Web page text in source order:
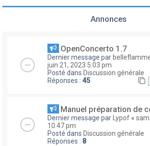
Annonces
OpenConcerto 1.7
Dernier message par
juin 21, 2023 5:03 pm
Posté dans Discussion générale
Réponses : 45
Manuel préparation de
Dernier message par Lypof «
10:47 pm
Posté dans Discussion générale
Réponses : 8